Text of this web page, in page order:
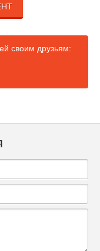
своим друзьям: